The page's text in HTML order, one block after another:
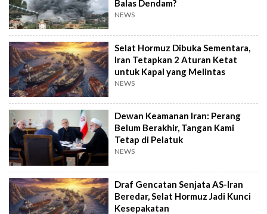
Balas Dendam?
NEWS
Selat Hormuz Dibuka Sementara,
Iran Tetapkan 2 Aturan Ketat
untuk Kapal yang Melintas
NEWS
Dewan Keamanan Iran: Perang
Belum Berakhir, Tangan Kami
Tetap di Pelatuk
NEWS
Draf Gencatan Senjata AS-Iran
Beredar, Selat Hormuz Jadi Kunci
Kesepakatan